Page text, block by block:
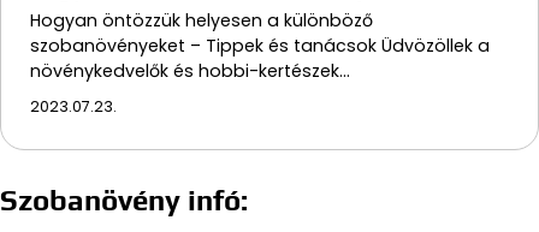
Hogyan öntözzük helyesen a különböző
szobanövényeket – Tippek és tanácsok Üdvözöllek a
növénykedvelők és hobbi-kertészek…
2023.07.23.
Szobanövény infó: